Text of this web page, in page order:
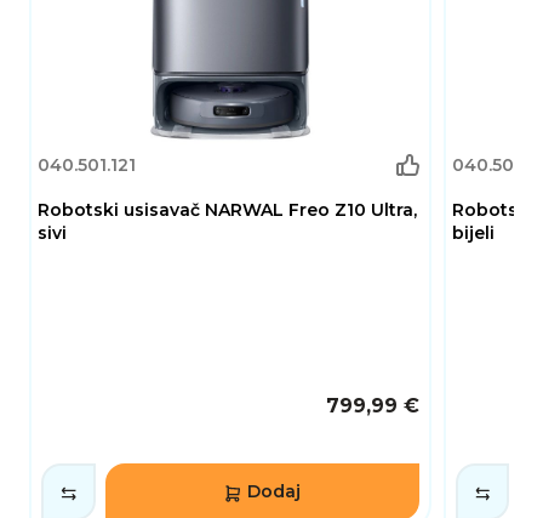
040.501.121
Robotski usisavač NARWAL Freo Z10 Ultra,
sivi
799,99 €
Dodaj
Robotski
bijeli